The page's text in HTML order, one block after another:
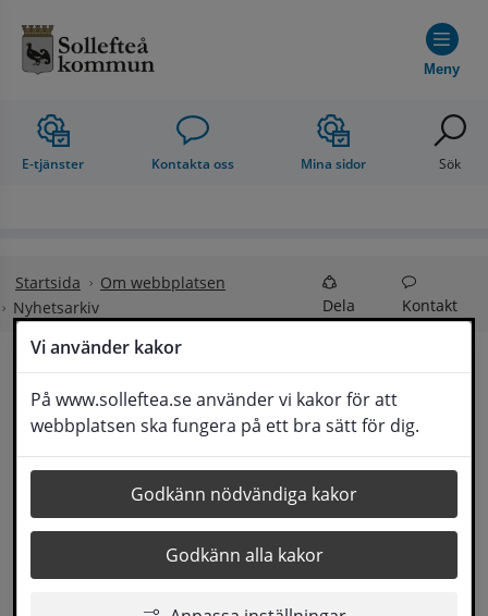
Vi använder kakor
På www.solleftea.se använder vi kakor för att
webbplatsen ska fungera på ett bra sätt för dig.
Godkänn nödvändiga kakor
Godkänn alla kakor
Meny
E-tjänster Kontakta oss Mina sidor Sök
Startsida
Om webbplatsen
Nyhetsarkiv
Dela Kontakt
Nyhetsarkiv
Augusti Juli Juni Maj April
Mars
Februari
Januari